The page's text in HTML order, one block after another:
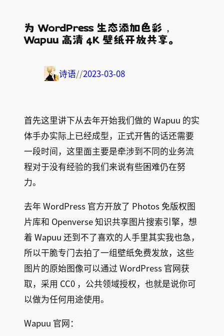
为 WordPress 生态添加色彩，
Wapuu 高清 4K 壁纸开放共享。
诗语//2023-03-08
首先这里讲下从去年开始我们做的 Wapuu 的实
体手办实际上已经成型，正式开售的话还需要
一段时间，这里面主要是牵涉到不同的业务流
程对于没有经验的我们来说有些困难仍在努
力。
去年 WordPress 官方开放了 Photos 免版权图
片库和 Openverse 知识共享图片搜索引擎，想
着 Wapuu 还到不了喜欢的人手里其实我也急，
所以干脆专门去拍了一组壁纸免费发放，这些
图片的原始图像可以通过 WordPress 官网获
取，采用 CC0 ，公共领域授权，也就是说你可
以做为任何用途使用。
Wapuu 官网：